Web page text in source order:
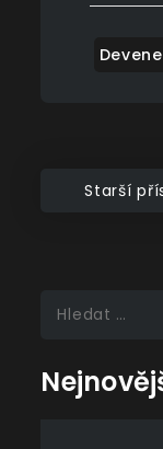
pro
Starší
Vyhledávání